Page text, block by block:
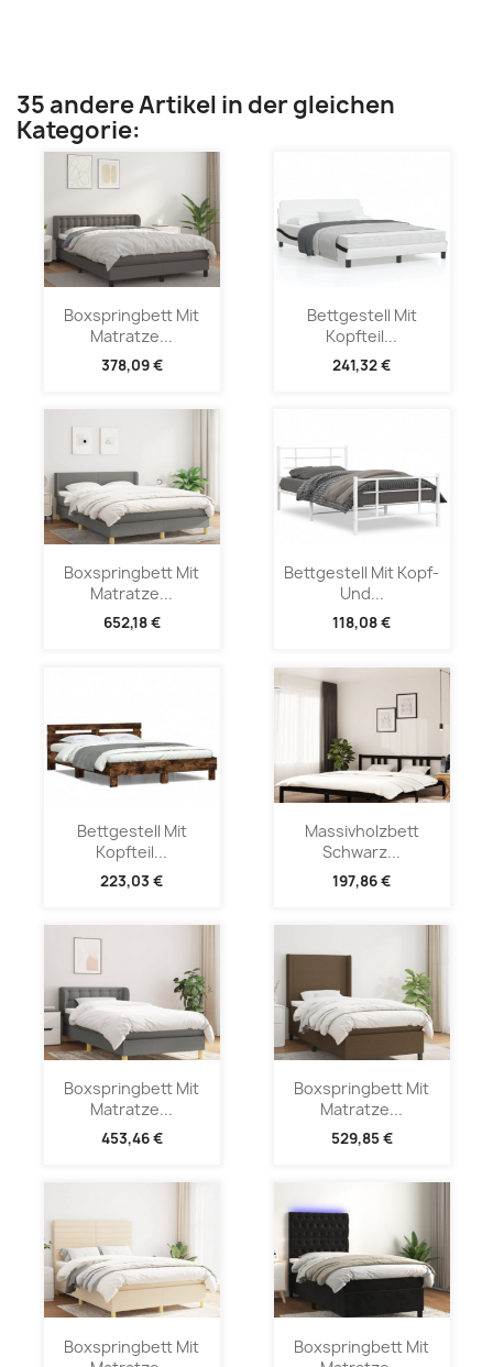
35 andere Artikel in der gleichen
Kategorie:
Boxspringbett Mit
Matratze...
378,09 €
Bettgestell Mit
Kopfteil...
241,32 €
Boxspringbett Mit
Matratze...
652,18 €
Bettgestell Mit Kopf-
Und...
118,08 €
Bettgestell Mit
Kopfteil...
223,03 €
Massivholzbett
Schwarz...
197,86 €
Boxspringbett Mit
Matratze...
453,46 €
Boxspringbett Mit
Matratze...
529,85 €
Boxspringbett Mit
Boxspringbett Mit